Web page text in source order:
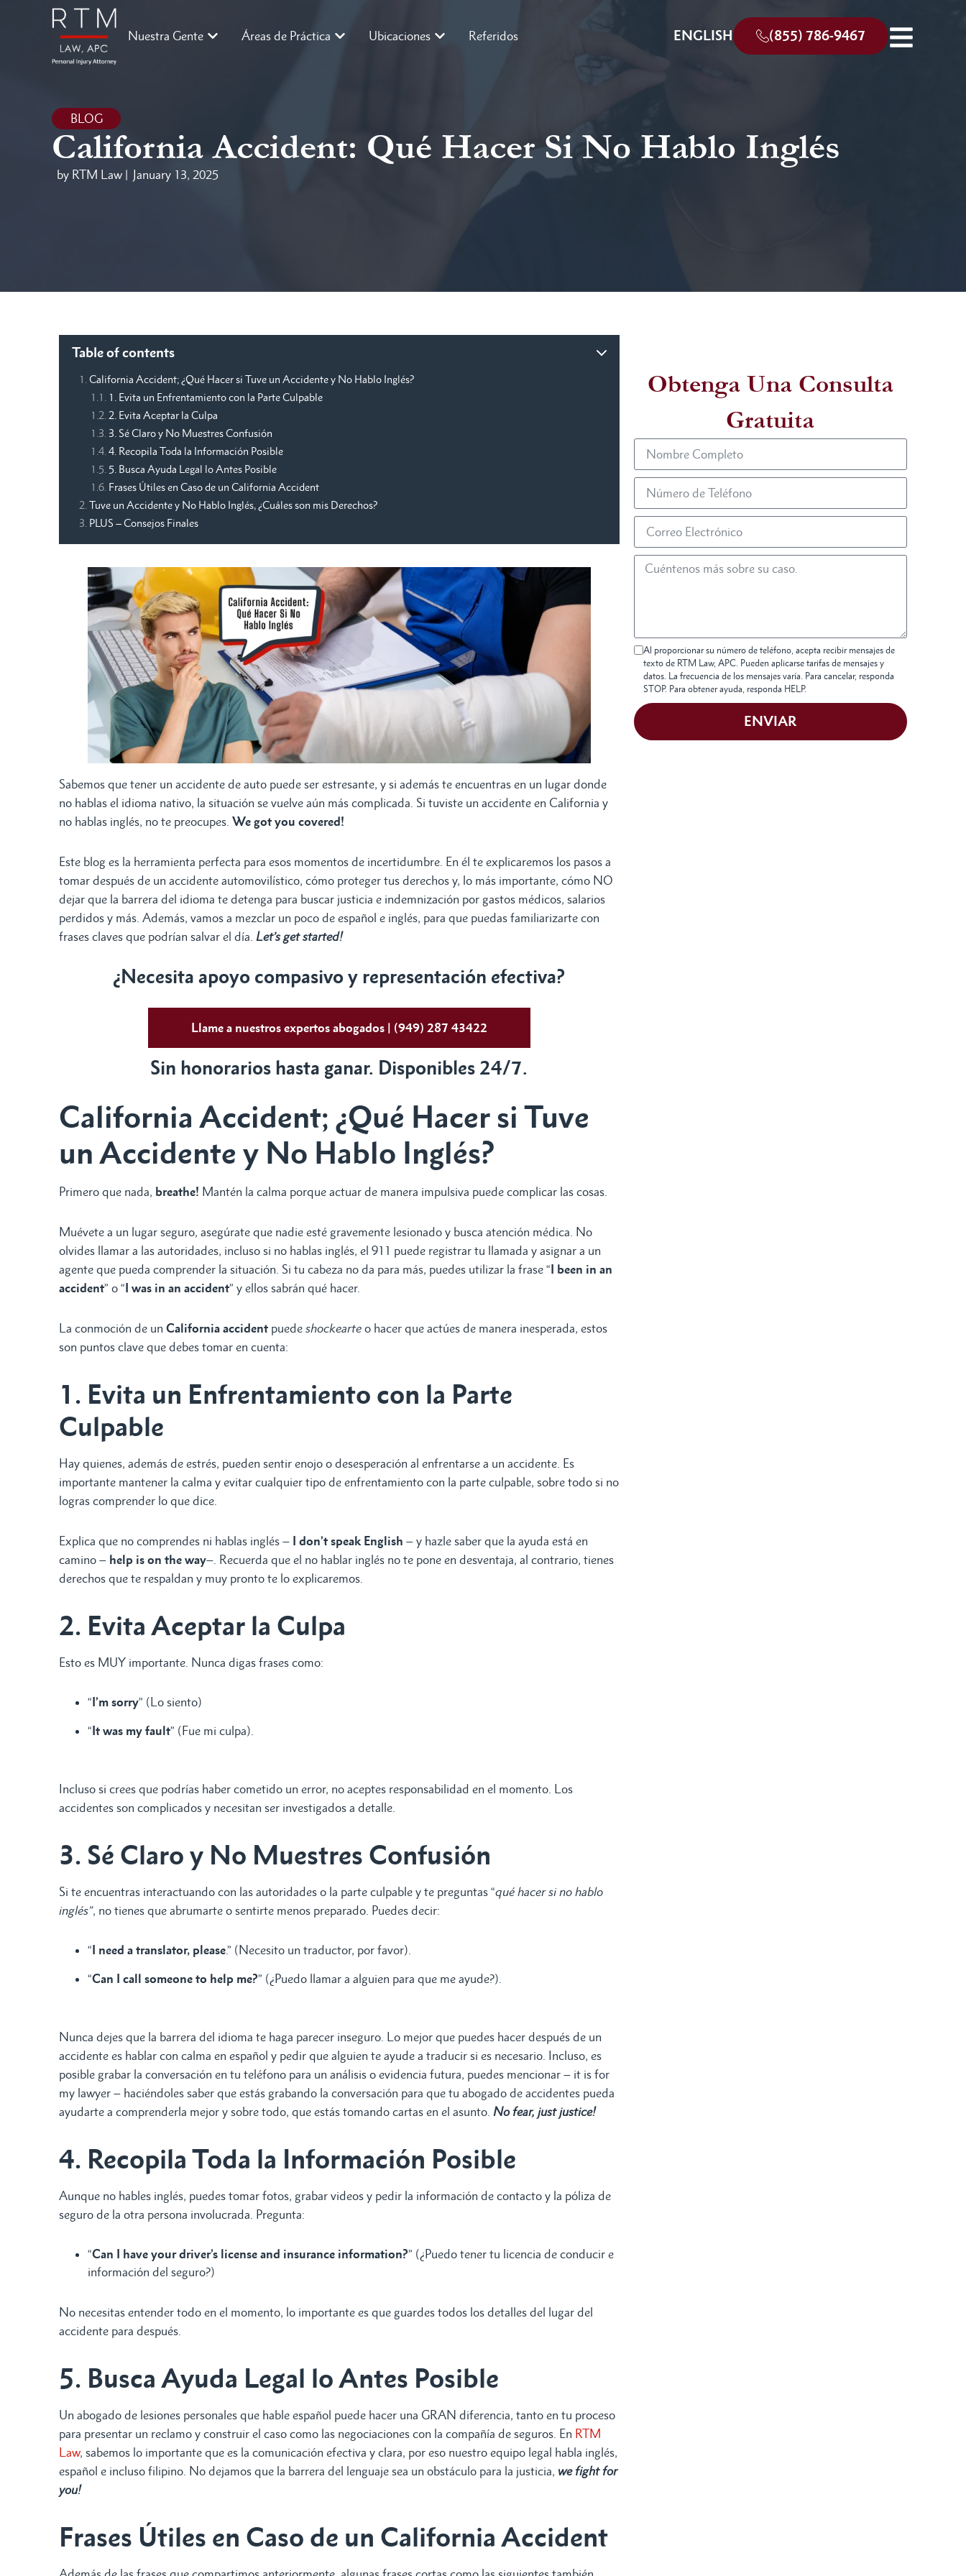
Nuestra Gente Áreas de Práctica Ubicaciones Referidos ENGLISH (855) 786-9467
BLOG
California Accident: Qué Hacer Si No Hablo Inglés
by RTM Law | January 13, 2025
Table of contents
California Accident; ¿Qué Hacer si Tuve un Accidente y No Hablo Inglés?
1. Evita un Enfrentamiento con la Parte Culpable
2. Evita Aceptar la Culpa
3. Sé Claro y No Muestres Confusión
4. Recopila Toda la Información Posible
5. Busca Ayuda Legal lo Antes Posible
Frases Útiles en Caso de un California Accident
Tuve un Accidente y No Hablo Inglés, ¿Cuáles son mis Derechos?
PLUS – Consejos Finales
Sabemos que tener un accidente de auto puede ser estresante, y si además te encuentras en un lugar donde
no hablas el idioma nativo, la situación se vuelve aún más complicada. Si tuviste un accidente en California y
no hablas inglés, no te preocupes. We got you covered!
Este blog es la herramienta perfecta para esos momentos de incertidumbre. En él te explicaremos los pasos a
tomar después de un accidente automovilístico, cómo proteger tus derechos y, lo más importante, cómo NO
dejar que la barrera del idioma te detenga para buscar justicia e indemnización por gastos médicos, salarios
perdidos y más. Además, vamos a mezclar un poco de español e inglés, para que puedas familiarizarte con
frases claves que podrían salvar el día. Let’s get started!
¿Necesita apoyo compasivo y representación efectiva?
Llame a nuestros expertos abogados | (949) 287 43422
Sin honorarios hasta ganar. Disponibles 24/7.
California Accident; ¿Qué Hacer si Tuve
un Accidente y No Hablo Inglés?
Primero que nada, breathe! Mantén la calma porque actuar de manera impulsiva puede complicar las cosas.
Muévete a un lugar seguro, asegúrate que nadie esté gravemente lesionado y busca atención médica. No
olvides llamar a las autoridades, incluso si no hablas inglés, el 911 puede registrar tu llamada y asignar a un
agente que pueda comprender la situación. Si tu cabeza no da para más, puedes utilizar la frase “ I been in an
accident” o “ I was in an accident” y ellos sabrán qué hacer.
La conmoción de un California accident puede shockearte o hacer que actúes de manera inesperada, estos
son puntos clave que debes tomar en cuenta:
1. Evita un Enfrentamiento con la Parte
Culpable
Hay quienes, además de estrés, pueden sentir enojo o desesperación al enfrentarse a un accidente. Es
importante mantener la calma y evitar cualquier tipo de enfrentamiento con la parte culpable, sobre todo si no
logras comprender lo que dice.
Explica que no comprendes ni hablas inglés – I don’t speak English – y hazle saber que la ayuda está en
camino – help is on the way–. Recuerda que el no hablar inglés no te pone en desventaja, al contrario, tienes
derechos que te respaldan y muy pronto te lo explicaremos.
2. Evita Aceptar la Culpa
Esto es MUY importante. Nunca digas frases como:
“ I’m sorry” (Lo siento)
“ It was my fault” (Fue mi culpa).
Incluso si crees que podrías haber cometido un error, no aceptes responsabilidad en el momento. Los
accidentes son complicados y necesitan ser investigados a detalle.
3. Sé Claro y No Muestres Confusión
Si te encuentras interactuando con las autoridades o la parte culpable y te preguntas “qué hacer si no hablo
inglés”, no tienes que abrumarte o sentirte menos preparado. Puedes decir:
“ I need a translator, please.” (Necesito un traductor, por favor).
“Can I call someone to help me?” (¿Puedo llamar a alguien para que me ayude?).
Nunca dejes que la barrera del idioma te haga parecer inseguro. Lo mejor que puedes hacer después de un
accidente es hablar con calma en español y pedir que alguien te ayude a traducir si es necesario. Incluso, es
posible grabar la conversación en tu teléfono para un análisis o evidencia futura, puedes mencionar – it is for
my lawyer – haciéndoles saber que estás grabando la conversación para que tu abogado de accidentes pueda
ayudarte a comprenderla mejor y sobre todo, que estás tomando cartas en el asunto. No fear, just justice!
4. Recopila Toda la Información Posible
Aunque no hables inglés, puedes tomar fotos, grabar videos y pedir la información de contacto y la póliza de
seguro de la otra persona involucrada. Pregunta:
“Can I have your driver’s license and insurance information?” (¿Puedo tener tu licencia de conducir e
información del seguro?)
No necesitas entender todo en el momento, lo importante es que guardes todos los detalles del lugar del
accidente para después.
5. Busca Ayuda Legal lo Antes Posible
Un abogado de lesiones personales que hable español puede hacer una GRAN diferencia, tanto en tu proceso
para presentar un reclamo y construir el caso como las negociaciones con la compañía de seguros. En RTM
Law, sabemos lo importante que es la comunicación efectiva y clara, por eso nuestro equipo legal habla inglés,
español e incluso filipino. No dejamos que la barrera del lenguaje sea un obstáculo para la justicia, we fight for
you!
Frases Útiles en Caso de un California Accident
Obtenga Una Consulta
Gratuita
Al proporcionar su número de teléfono, acepta recibir mensajes de
texto de RTM Law, APC. Pueden aplicarse tarifas de mensajes y
datos. La frecuencia de los mensajes varía. Para cancelar, responda
STOP. Para obtener ayuda, responda HELP.
ENVIAR